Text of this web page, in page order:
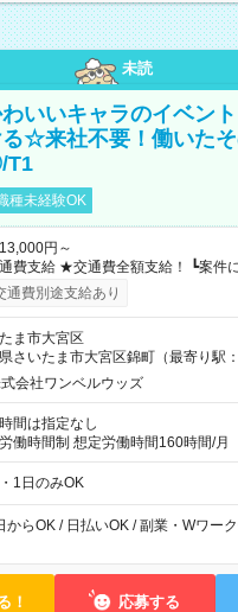
未読
いいキャラのイベン
☆来社不要！働いた
T1
種未経験OK
円～
全額支給！ ┗案件により規定あり ★日払
！（規定あり） ┗働いたその日に現
ATMから 日払い分を引き落とせます！ 【試用期
通費別途支給あり
ま市大宮区
さいたま市大宮区錦町（最寄り駅：
会社ワンベルウッズ
間は指定なし
時間制 想定労働時間160時間/月 【シフト例】 ・8：00
00
1日のみOK
からOK / 日払いOK / 副業・Wワー
！ 応募する